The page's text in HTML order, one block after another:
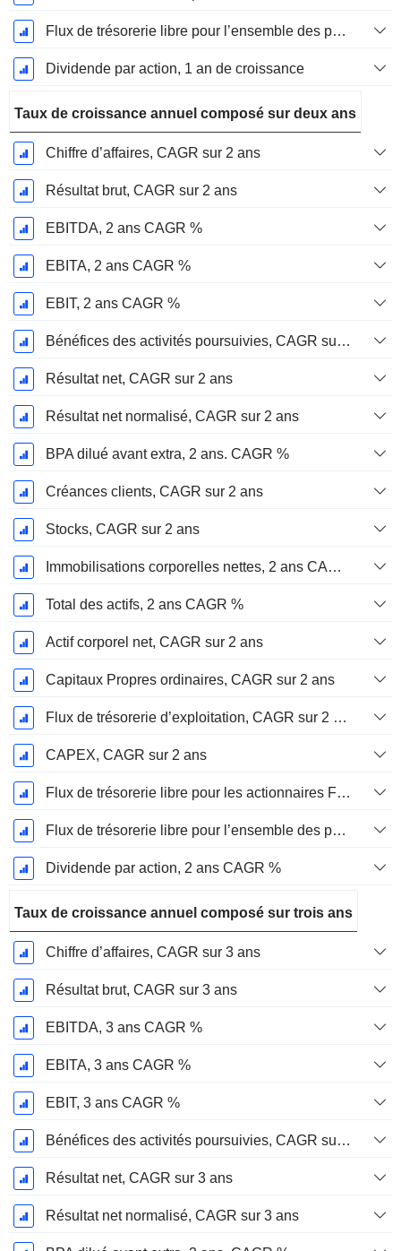
Flux de trésorerie libre pour l’ensemble des pourvoyeurs de fonds (créanciers et actionnaires) FCFF, Croissance 1 an
Dividende par action, 1 an de croissance
Taux de croissance annuel composé sur deux ans
Chiffre d’affaires, CAGR sur 2 ans
Résultat brut, CAGR sur 2 ans
EBITDA, 2 ans CAGR %
EBITA, 2 ans CAGR %
EBIT, 2 ans CAGR %
Bénéfices des activités poursuivies, CAGR sur 2 ans
Résultat net, CAGR sur 2 ans
Résultat net normalisé, CAGR sur 2 ans
BPA dilué avant extra, 2 ans. CAGR %
Créances clients, CAGR sur 2 ans
Stocks, CAGR sur 2 ans
Immobilisations corporelles nettes, 2 ans CAGR %
Total des actifs, 2 ans CAGR %
Actif corporel net, CAGR sur 2 ans
Capitaux Propres ordinaires, CAGR sur 2 ans
Flux de trésorerie d’exploitation, CAGR sur 2 ans
CAPEX, CAGR sur 2 ans
Flux de trésorerie libre pour les actionnaires FCFE, CAGR sur 2 ans
Flux de trésorerie libre pour l’ensemble des pourvoyeurs de fonds (créanciers et actionnaires) FCFF, CAGR sur 2 ans
Dividende par action, 2 ans CAGR %
Taux de croissance annuel composé sur trois ans
Chiffre d’affaires, CAGR sur 3 ans
Résultat brut, CAGR sur 3 ans
EBITDA, 3 ans CAGR %
EBITA, 3 ans CAGR %
EBIT, 3 ans CAGR %
Bénéfices des activités poursuivies, CAGR sur 3 ans
Résultat net, CAGR sur 3 ans
Résultat net normalisé, CAGR sur 3 ans